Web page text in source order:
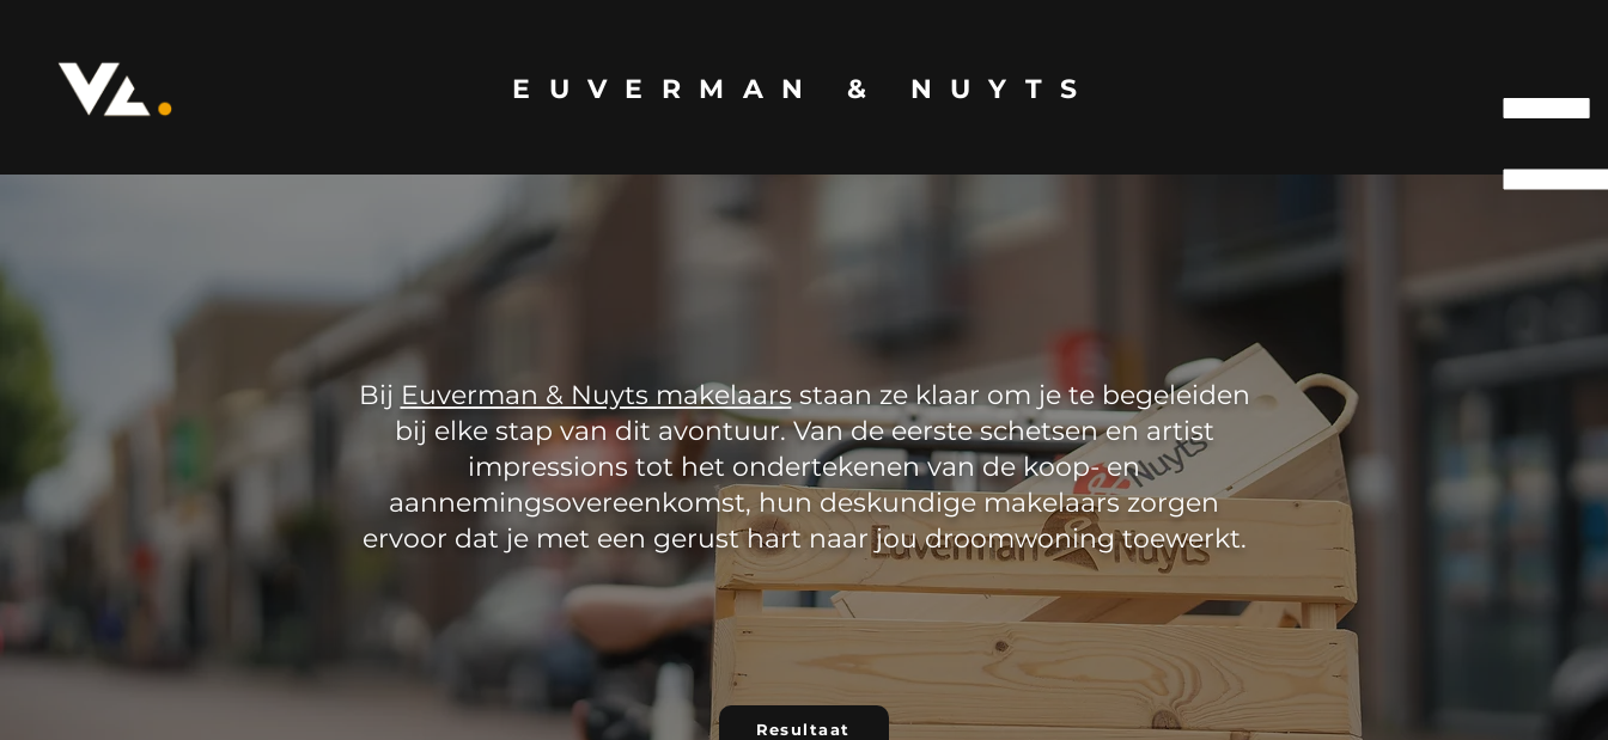
EUVERMAN & NUYTS
Bij Euverman & Nuyts makelaarsstaan ze klaar om je te begeleiden
bij elke stap van dit avontuur. Van de eerste schetsen en artist
impressions tot het ondertekenen van de koop- en
aannemingsovereenkomst, hun deskundige makelaars zorgen
ervoor dat je met een gerust hart naar jou droomwoning toewerkt.
Resultaat